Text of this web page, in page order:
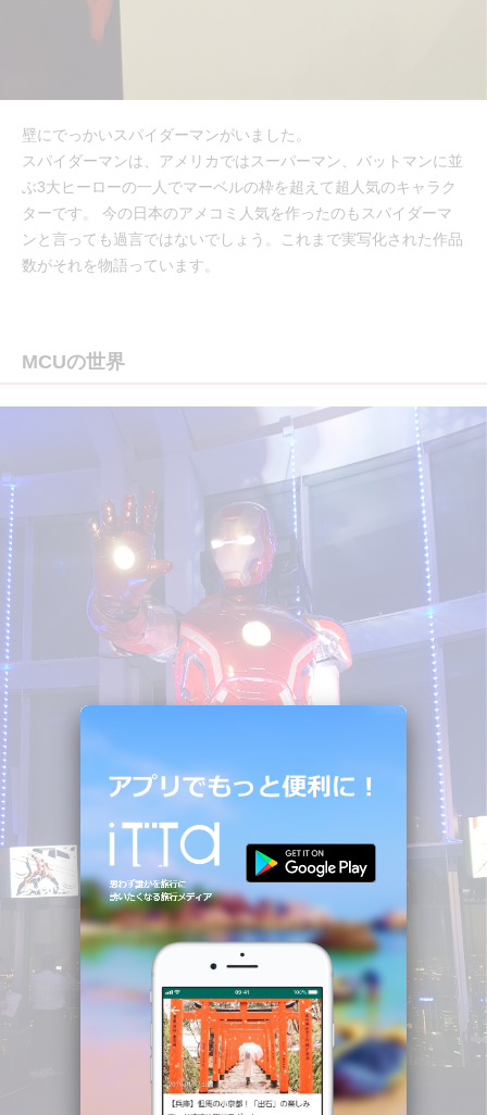
壁にでっかいスパイダーマンがいました。
スパイダーマンは、アメリカではスーパーマン、バットマンに並
ぶ3大ヒーローの一人でマーベルの枠を超えて超人気のキャラク
ターです。 今の日本のアメコミ人気を作ったのもスパイダーマ
ンと言っても過言ではないでしょう。これまで実写化された作品
数がそれを物語っています。
MCUの世界